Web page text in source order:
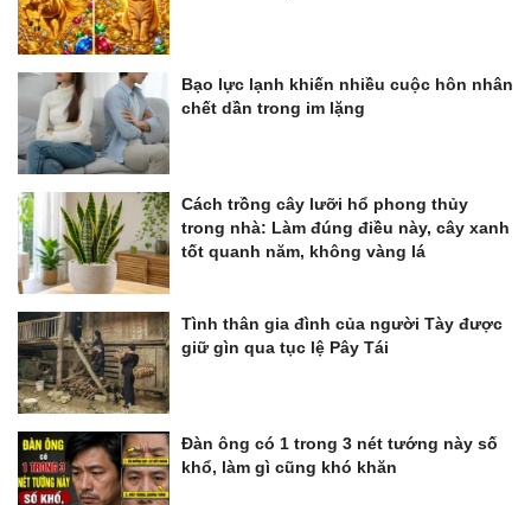
Bạo lực lạnh khiến nhiều cuộc hôn nhân
chết dần trong im lặng
Cách trồng cây lưỡi hổ phong thủy
trong nhà: Làm đúng điều này, cây xanh
tốt quanh năm, không vàng lá
Tình thân gia đình của người Tày được
giữ gìn qua tục lệ Pây Tái
Đàn ông có 1 trong 3 nét tướng này số
khổ, làm gì cũng khó khăn